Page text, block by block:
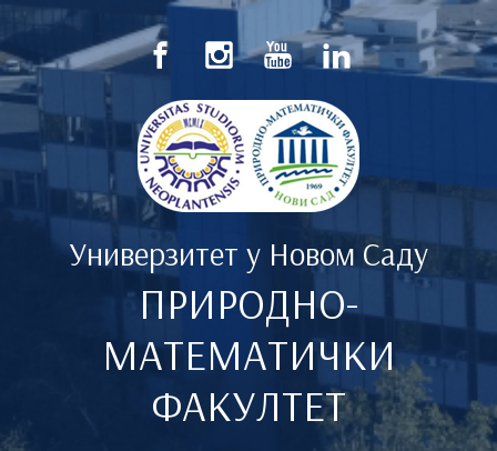
Скип то маин цонтент
Универзитет у Новом Саду
ПРИРОДНО-
МАТЕМАТИЧКИ
ФАКУЛТЕТ